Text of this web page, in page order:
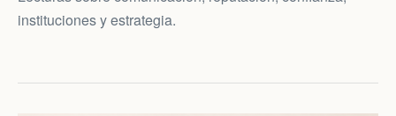
instituciones y estrategia.